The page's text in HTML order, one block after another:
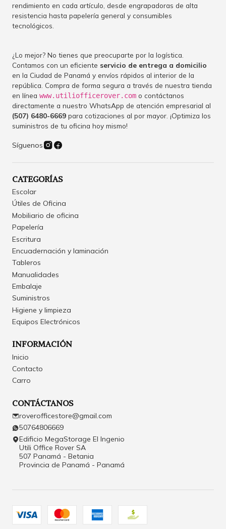
rendimiento en cada artículo, desde engrapadoras de alta
resistencia hasta papelería general y consumibles
tecnológicos.
¿Lo mejor? No tienes que preocuparte por la logística.
Contamos con un eficiente servicio de entrega a domicilio
en la Ciudad de Panamá y envíos rápidos al interior de la
república. Compra de forma segura a través de nuestra tienda
en línea www.utiliofficerover.com o contáctanos
directamente a nuestro WhatsApp de atención empresarial al
(507) 6480-6669 para cotizaciones al por mayor. ¡Optimiza los
suministros de tu oficina hoy mismo!
Síguenos
CATEGORÍAS
Escolar
Útiles de Oficina
Mobiliario de oficina
Papelería
Escritura
Encuadernación y laminación
Tableros
Manualidades
Embalaje
Suministros
Higiene y limpieza
Equipos Electrónicos
INFORMACIÓN
Inicio
Contacto
Carro
CONTÁCTANOS
roverofficestore@gmail.com
50764806669
Edificio MegaStorage El Ingenio
Utili Office Rover SA
507 Panamá - Betania
Provincia de Panamá - Panamá